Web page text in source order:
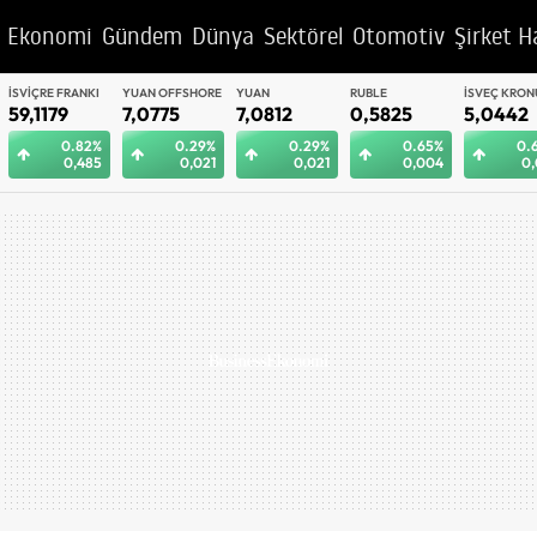
Ekonomi Gündem Dünya Sektörel Otomotiv Şirket
YUAN OFFSHORE
7,0775
0.29%
0,021
YUAN
7,0812
0.29%
0,021
RUBLE
0,5825
0.65%
0,004
İSVEÇ KRONU
5,0442
0.62%
0,031
BAE DIRHEMI
12,9992